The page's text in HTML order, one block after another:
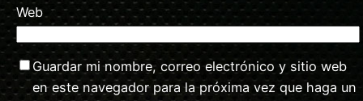
Web
Guardar mi nombre, correo electrónico y sitio web
en este navegador para la próxima vez que haga un